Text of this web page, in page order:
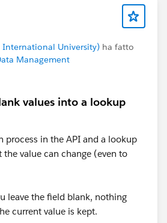
International University) ha fatto
Management
values into a lookup
process in the API and a lookup
value can change (even to
leave the field blank, nothing
current value is kept.